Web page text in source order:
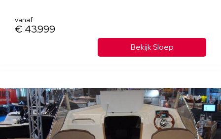
vanaf
€ 43.999
Bekijk Sloep